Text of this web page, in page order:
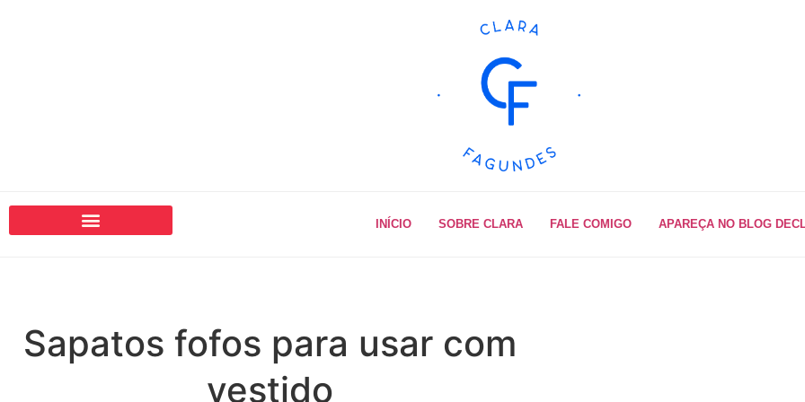
INÍCIO SOBRE CLARA FALE COMIGO APAREÇA NO BLOG
Sapatos fofos para usar com
vestido